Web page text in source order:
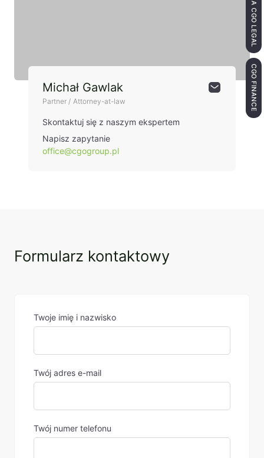
Michał Gawlak
Partner / Attorney-at-law
Skontaktuj się z naszym ekspertem
Napisz zapytanie
office@cgogroup.pl
Formularz kontaktowy
Twoje imię i nazwisko
Twój adres e-mail
Twój numer telefonu
CGO FINANCE